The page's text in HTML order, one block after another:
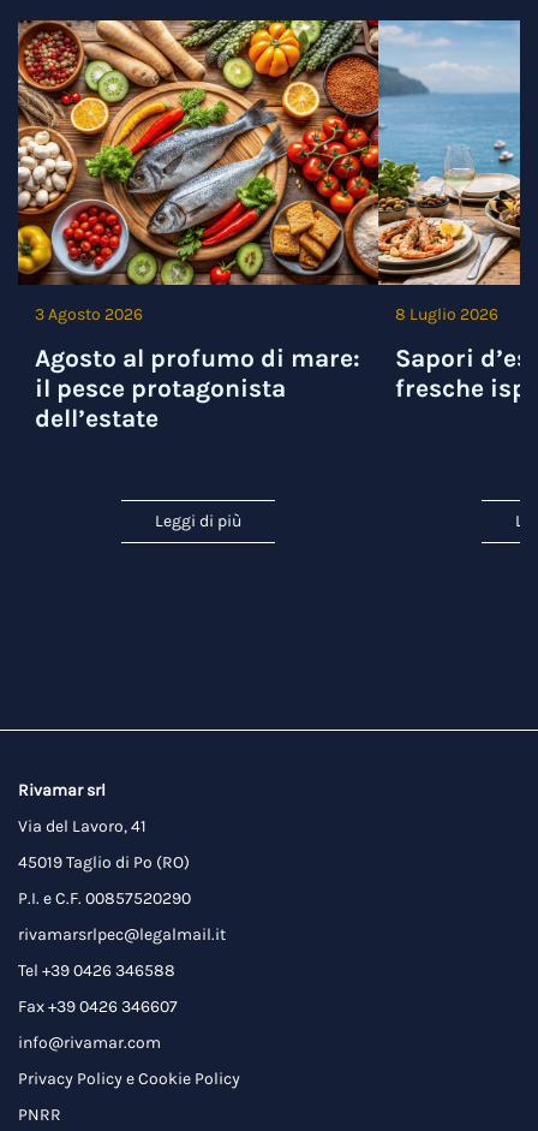
3 Agosto 2026
Agosto al profumo di mare:
il pesce protagonista
dell’estate
Leggi di più
8 Luglio 2026
Sapori
fresche
Rivamar srl
Via del Lavoro, 41
45019 Taglio di Po (RO)
P.I. e C.F. 00857520290
rivamarsrlpec@legalmail.it
Tel +39 0426 346588
Fax +39 0426 346607
info@rivamar.com
Privacy PolicyeCookie Policy
PNRR